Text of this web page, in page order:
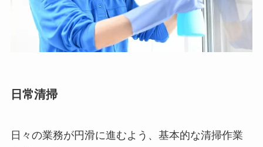
日常清掃
日々の業務が円滑に進むよう、基本的な清掃作業